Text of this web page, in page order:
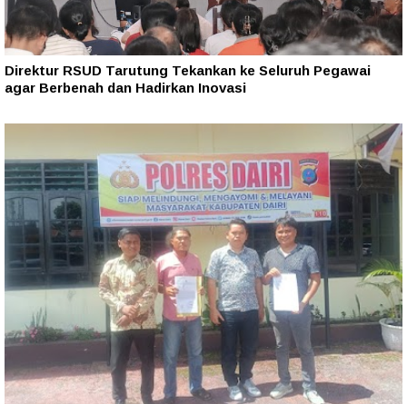
Direktur RSUD Tarutung Tekankan ke Seluruh Pegawai
agar Berbenah dan Hadirkan Inovasi